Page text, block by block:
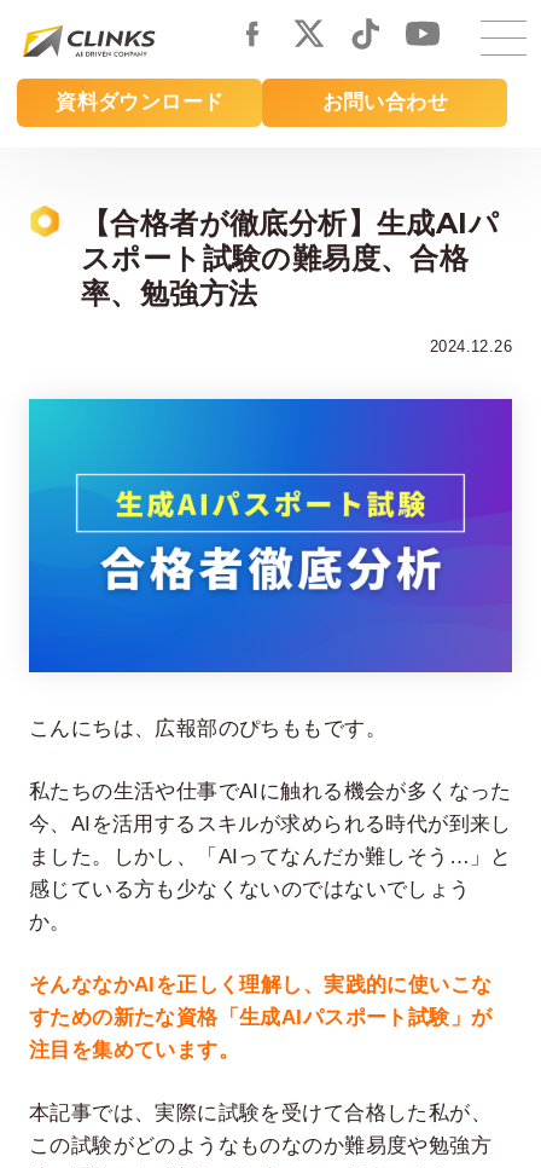
main
content
資料ダウンロード お問い合わせ
在宅率
66%
2026年7月時点
社員数
1,290
2026年6月時点
【合格者が徹底分析】生成AIパ
スポート試験の難易度、合格
率、勉強方法
2024.12.26
こんにちは、広報部のぴちももです。
私たちの生活や仕事でAIに触れる機会が多くなった
今、AIを活用するスキルが求められる時代が到来し
ました。しかし、「AIってなんだか難しそう…」と
感じている方も少なくないのではないでしょう
か。
そんななかAIを正しく理解し、実践的に使いこな
すための新たな資格「生成AIパスポート試験」が
注目を集めています。
本記事では、実際に試験を受けて合格した私が、
この試験がどのようなものなのか難易度や勉強方